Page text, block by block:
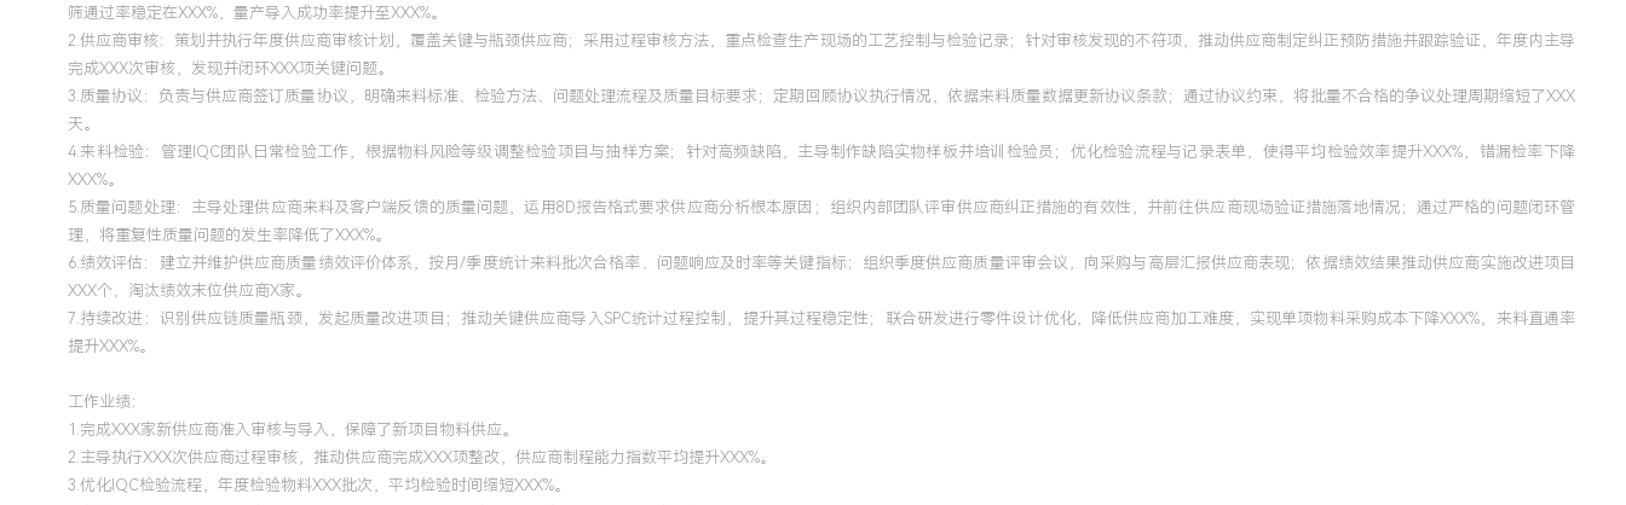
筛通过率稳定在XXX%，量产导入成功率提升至XXX%。
2.供应商审核：策划并执行年度供应商审核计划，覆盖关键与瓶颈供应商；采用过程审核方法，重点检查生产现场的工艺控制与检验记录；针对审核发现的不符项，推动供应商制定纠正预防措施并跟踪验证，年度内主导
完成XXX次审核，发现并闭环XXX项关键问题。
3.质量协议：负责与供应商签订质量协议，明确来料标准、检验方法、问题处理流程及质量目标要求；定期回顾协议执行情况，依据来料质量数据更新协议条款；通过协议约束，将批量不合格的争议处理周期缩短了XXX
天。
4.来料检验：管理IQC团队日常检验工作，根据物料风险等级调整检验项目与抽样方案；针对高频缺陷，主导制作缺陷实物样板并培训检验员；优化检验流程与记录表单，使得平均检验效率提升XXX%，错漏检率下降
XXX%。
5.质量问题处理：主导处理供应商来料及客户端反馈的质量问题，运用8D报告格式要求供应商分析根本原因；组织内部团队评审供应商纠正措施的有效性，并前往供应商现场验证措施落地情况；通过严格的问题闭环管
理，将重复性质量问题的发生率降低了XXX%。
6.绩效评估：建立并维护供应商质量绩效评价体系，按月/季度统计来料批次合格率、问题响应及时率等关键指标；组织季度供应商质量评审会议，向采购与高层汇报供应商表现；依据绩效结果推动供应商实施改进项目
XXX个，淘汰绩效末位供应商X家。
7.持续改进：识别供应链质量瓶颈，发起质量改进项目；推动关键供应商导入SPC统计过程控制，提升其过程稳定性；联合研发进行零件设计优化，降低供应商加工难度，实现单项物料采购成本下降XXX%，来料直通率
提升XXX%。
工作业绩：
1.完成XXX家新供应商准入审核与导入，保障了新项目物料供应。
2.主导执行XXX次供应商过程审核，推动供应商完成XXX项整改，供应商制程能力指数平均提升XXX%。
3.优化IQC检验流程，年度检验物料XXX批次，平均检验时间缩短XXX%。